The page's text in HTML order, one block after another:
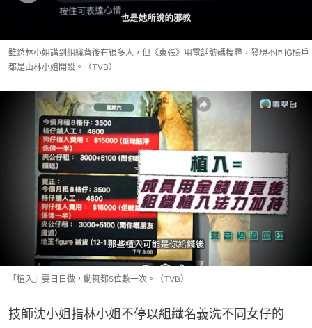
雖然林小姐講到組織背後有很多人，但《東張》用電話號碼搜尋，發現不同IG賬戶
都是由林小姐開設。（TVB）
「植入」要日日做，動輒都5位數一次。（TVB）
技師沈小姐指林小姐不停以組織名義洗不同女仔的